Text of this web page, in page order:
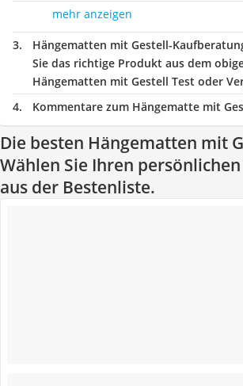
mehr anzeigen
Hängematten mit Gestell-
Sie das richtige Produkt aus dem
Hängematten mit Gestell Test oder
Kommentare zum Hängematte mit
Die besten Hängematten mit
Wählen Sie Ihren
aus der Bestenliste.